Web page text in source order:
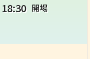
18:30 開場